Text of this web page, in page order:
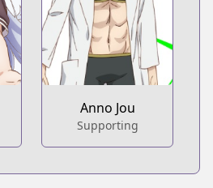
Anno Jou
Supporting